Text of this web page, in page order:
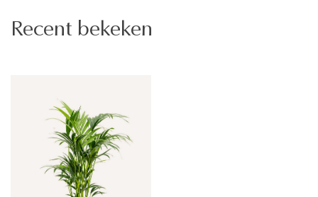
Recent bekeken